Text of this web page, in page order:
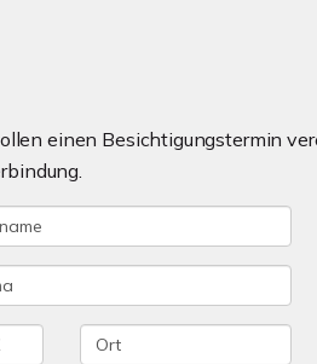
einen Besichtigungstermin